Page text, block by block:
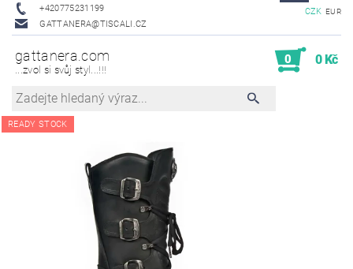
+420775231199
GATTANERA@TISCALI.CZ
CZK EUR
gattanera.com
...zvol si svůj styl...!!!
0 0 Kč
READY STOCK